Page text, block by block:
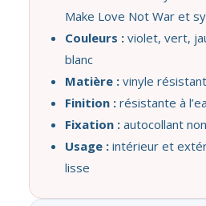
Make Love Not War et
Couleurs : violet, vert,
blanc
Matière : vinyle résistant
Finition : résistante à
Fixation : autocollant
Usage : intérieur et
lisse